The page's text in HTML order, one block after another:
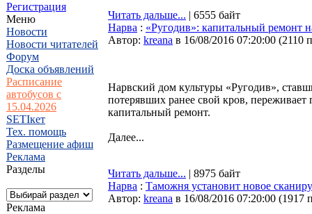
Регистрация
Меню
Новости
Новости читателей
Форум
Доска объявлений
Расписание
автобусов с
15.04.2026
SETIкет
Тех. помощь
Размещение афиш
Реклама
Разделы
Реклама
Читать дальше... | 6555 байт
Нарва : «Ругодив»: капитальный ремонт
Автор: kreana в 16/08/2016 07:20:00 (2110
Нарвский дом культуры «Ругодив»,
потерявших ранее свой кров,
капитальный ремонт.
Далее...
Читать дальше... | 8975 байт
Нарва : Таможня установит новое
Автор: kreana в 16/08/2016 07:20:00 (1917